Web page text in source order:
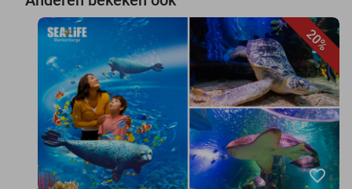
20%
favorite_border